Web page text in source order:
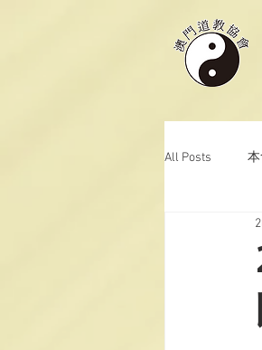
All Posts
澳門道教